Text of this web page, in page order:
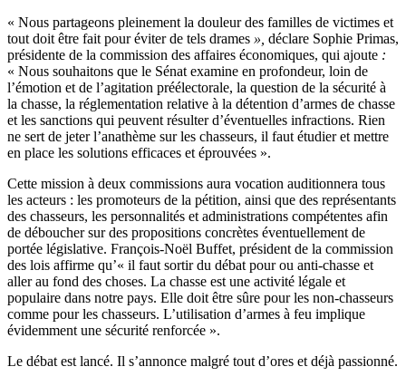
« Nous partageons pleinement la douleur des familles de victimes et
tout doit être fait pour éviter de tels drames », déclare Sophie Primas,
présidente de la commission des affaires économiques, qui ajoute :
« Nous souhaitons que le Sénat examine en profondeur, loin de
l’émotion et de l’agitation préélectorale, la question de la sécurité à
la chasse, la réglementation relative à la détention d’armes de chasse
et les sanctions qui peuvent résulter d’éventuelles infractions. Rien
ne sert de jeter l’anathème sur les chasseurs, il faut étudier et mettre
en place les solutions efficaces et éprouvées ».
Cette mission à deux commissions aura vocation auditionnera tous
les acteurs : les promoteurs de la pétition, ainsi que des représentants
des chasseurs, les personnalités et administrations compétentes afin
de déboucher sur des propositions concrètes éventuellement de
portée législative. François-Noël Buffet, président de la commission
des lois affirme qu’« il faut sortir du débat pour ou anti-chasse et
aller au fond des choses. La chasse est une activité légale et
populaire dans notre pays. Elle doit être sûre pour les non-chasseurs
comme pour les chasseurs. L’utilisation d’armes à feu implique
évidemment une sécurité renforcée ».
Le débat est lancé. Il s’annonce malgré tout d’ores et déjà passionné.